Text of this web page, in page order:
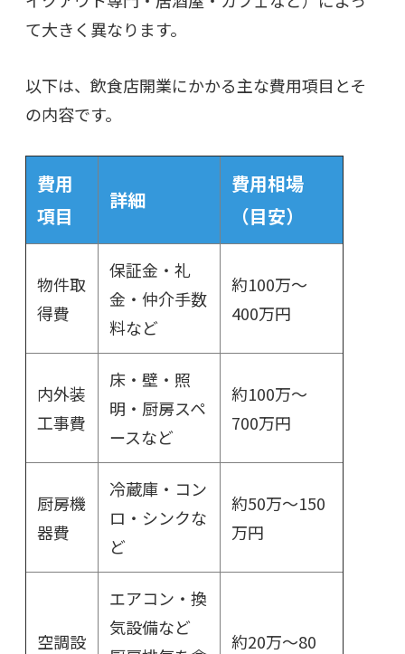
て大きく異なります。
以下は、飲食店開業にかかる主な費用項目とそ
の内容です。
費用
項目
詳細
費用相場
（目安）
物件取
得費
保証金・礼
金・仲介手数
料など
約100万～
400万円
内外装
工事費
床・壁・照
明・厨房スペ
ースなど
約100万～
700万円
厨房機
器費
冷蔵庫・コン
ロ・シンクな
ど
約50万～150
万円
空調設
エアコン・換
気設備など
約20万～80